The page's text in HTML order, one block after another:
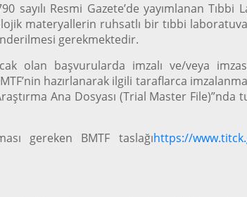
sayılı Resmi Gazete’de yayımlanan
materyallerin ruhsatlı bir tıbbi laboratuvar
gerekmektedir.
olan başvurularda imzalı ve/veya
hazırlanarak ilgili taraflarca
Ana Dosyası (Trial Master
gereken BMTF taslağıhttps://